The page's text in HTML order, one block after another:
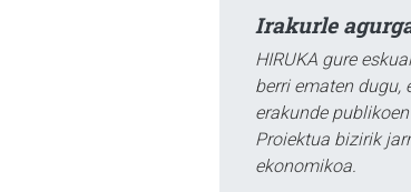
Irakurle
HIRUKA gure
berri ematen dugu,
erakunde
Proiektua bizirik
ekonomikoa.